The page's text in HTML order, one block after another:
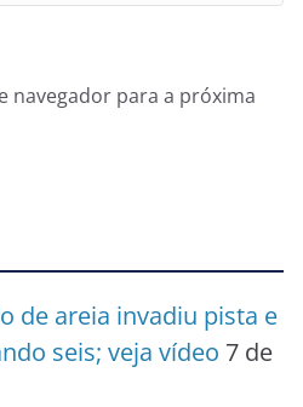
navegador para a próxima
de areia invadiu pista e
seis; veja vídeo 7 de